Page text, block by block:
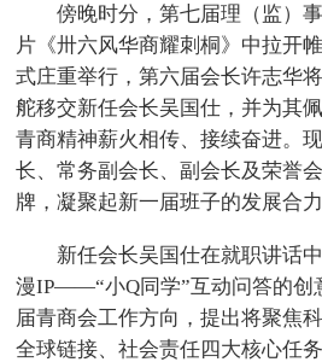
傍晚时分，第七届理（监）
片《卅六风华商耀刺桐》中拉开
式庄重举行，第六届会长许志华
舵移交新任会长吴国仕，并为其
青商精神薪火相传、接续奋进。
长、常务副会长、副会长及荣誉
牌，凝聚起新一届班子的发展合力
新任会长吴国仕在就职讲话
漫IP——“小Q同学”互动问答的创
届青商会工作方向，提出将聚焦
全球链接、社会责任四大核心任